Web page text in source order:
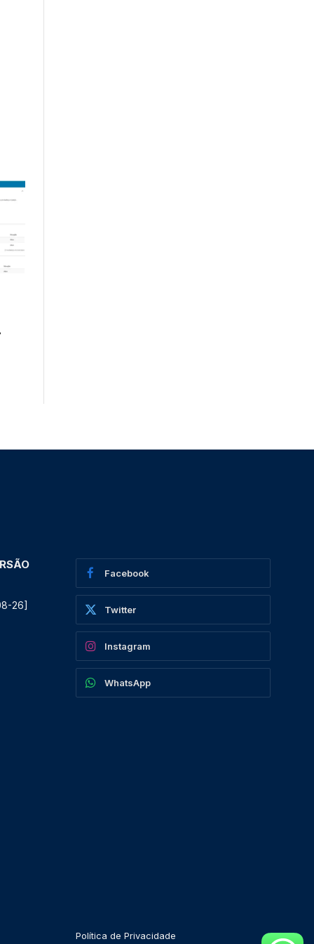
26]
Facebook
Twitter
Instagram
WhatsApp
Política de Privacidade